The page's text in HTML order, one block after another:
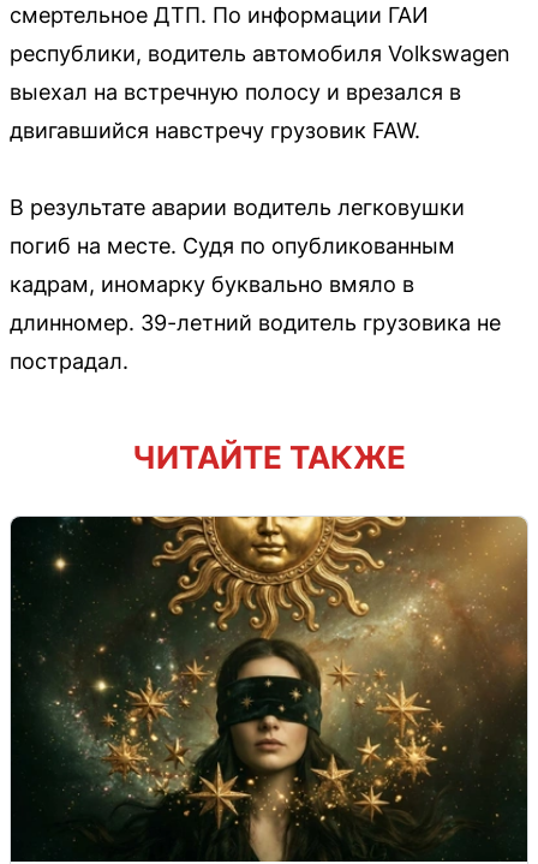
смертельное ДТП. По информации ГАИ
республики, водитель автомобиля Volkswagen
выехал на встречную полосу и врезался в
двигавшийся навстречу грузовик FAW.
В результате аварии водитель легковушки
погиб на месте. Судя по опубликованным
кадрам, иномарку буквально вмяло в
длинномер. 39-летний водитель грузовика не
пострадал.
ЧИТАЙТЕ ТАКЖЕ